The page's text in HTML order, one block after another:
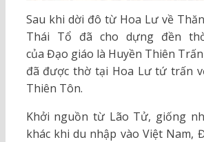
Sau khi dời đô từ Hoa Lư về
Thái Tổ đã cho dựng đền
của Đạo giáo là Huyền Thiên
đã được thờ tại Hoa Lư tứ trấn
Thiên Tôn.
Khởi nguồn từ Lão Tử, giống
khác khi du nhập vào Việt Nam,